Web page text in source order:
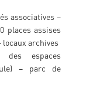
associatives –
places assises
locaux archives
des espaces
– parc de